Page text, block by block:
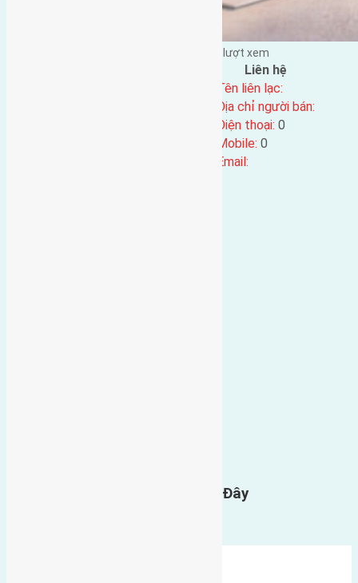
lượt xem
Liên hệ
Tên liên lạc:
Địa chỉ người bán:
Điện thoại: 0
Mobile: 0
Email:
Gửi Tin Nhắn Cho Chúng Tôi Ở Đây